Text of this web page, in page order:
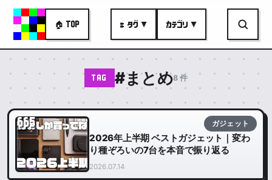
🏠 TOP # タグ ▼ カテゴリ ▼
TAG #まとめ8 件
665 ガジェット
2026年上半期 ベストガジェット｜変わ
り種ぞろいの7台を本音で振り返る
2026.07.14